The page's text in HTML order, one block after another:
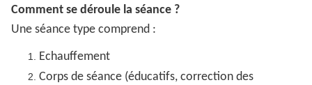
Comment se déroule la séance ?
Une séance type comprend :
Echauffement
Corps de séance (éducatifs, correction des